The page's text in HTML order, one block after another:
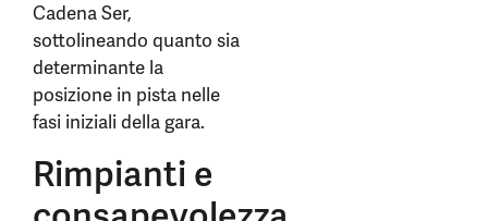
Cadena Ser,
sottolineando quanto sia
determinante la
posizione in pista nelle
fasi iniziali della gara.
Rimpianti e